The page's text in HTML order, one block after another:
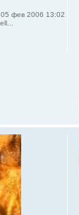
05 фев 2006 13:02